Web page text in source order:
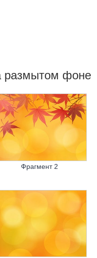
размытом фоне
Фрагмент 2